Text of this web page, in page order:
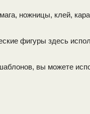
ножницы, клей,
фигуры здесь
вы можете